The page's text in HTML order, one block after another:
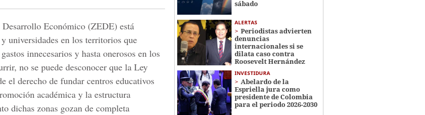
Económico (ZEDE) está
universidades en los territorios que
innecesarios y hasta onerosos en los
no se puede desconocer que la Ley
el derecho de fundar centros educativos
académica y la estructura
dichas zonas gozan de completa
sábado
ALERTAS
Periodistas advierten
denuncias
internacionales si se
dilata caso contra
Roosevelt Hernández
INVESTIDURA
Abelardo de la
Espriella jura como
presidente de Colombia
para el periodo 2026-2030